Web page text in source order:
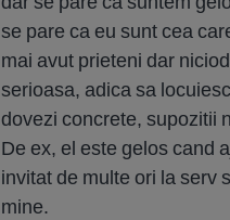
se pare ca eu sunt cea
mai avut prieteni dar
serioasa, adica sa
dovezi concrete, supozitii
De ex, el este gelos cand
invitat de multe ori la serv
mine.